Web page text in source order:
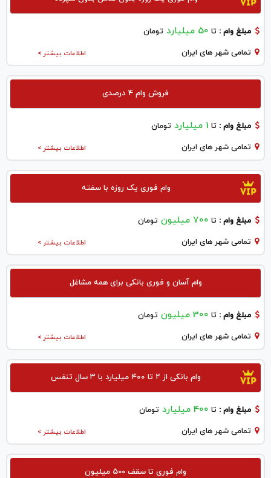
مبلغ وام : تا 50 میلیارد تومان
اطلاعات بیشتر > تمامی شهر های ایران
فروش وام 4 درصدی
مبلغ وام : تا 1 میلیارد تومان
اطلاعات بیشتر > تمامی شهر های ایران
وام فوری یک روزه با سفته
مبلغ وام : تا 700 میلیون تومان
اطلاعات بیشتر > تمامی شهر های ایران
وام آسان و فوری بانکی برای همه مشاغل
مبلغ وام : تا 300 میلیون تومان
اطلاعات بیشتر > تمامی شهر های ایران
وام بانکی از ۲ تا ۴۰۰ میلیارد با ۳ سال تنفس
مبلغ وام : تا 400 میلیارد تومان
اطلاعات بیشتر > تمامی شهر های ایران
وام فوری تا سقف 500 میلیون